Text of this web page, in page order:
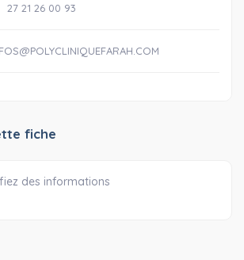
27 21 26 00 93
fiche
des informations